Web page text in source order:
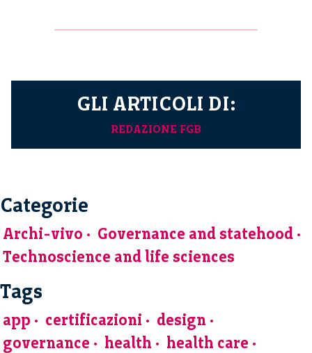
GLI ARTICOLI DI:
REDAZIONE FGB
Categorie
Archi-vivo
Governance and statehood
Technoscience and life sciences
Tags
app certificazioni
design
governance
health
health care